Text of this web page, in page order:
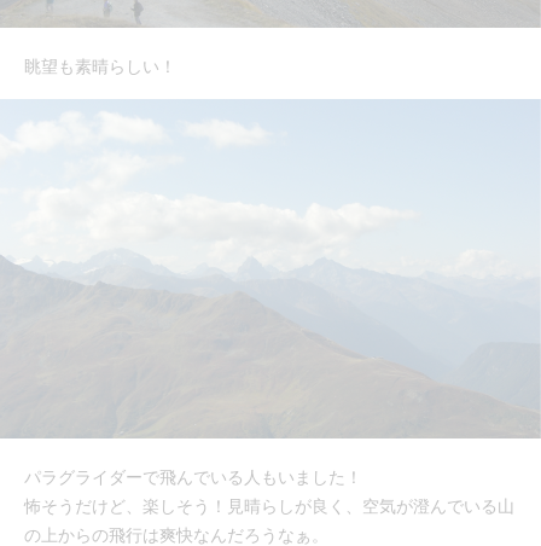
眺望も素晴らしい！
パラグライダーで飛んでいる人もいました！
怖そうだけど、楽しそう！見晴らしが良く、空気が澄んでいる山
の上からの飛行は爽快なんだろうなぁ。